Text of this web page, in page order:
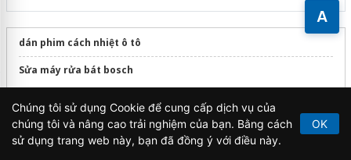
A
dán phim cách nhiệt ô tô
Sửa máy rửa bát bosch
Tin tức Kinh tế Thương hiệu Chuyển động 389
Chúng tôi sử dụng Cookie để cung cấp dịch vụ của
chúng tôi và nâng cao trải nghiệm của bạn. Bằng cách
sử dụng trang web này, bạn đã đồng ý với điều này.
OK